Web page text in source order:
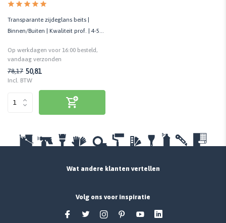
Transparante zijdeglans beits |
Binnen/Buiten | Kwaliteit prof. | 4-5
Op werkdagen voor 16:00 besteld,
vandaag verzonden
78,17 50,81
Incl. BTW
Wat andere klanten vertellen
Volg ons voor inspiratie